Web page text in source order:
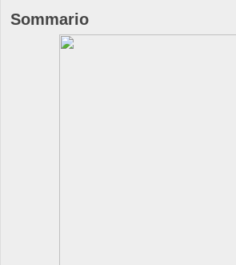
Sommario